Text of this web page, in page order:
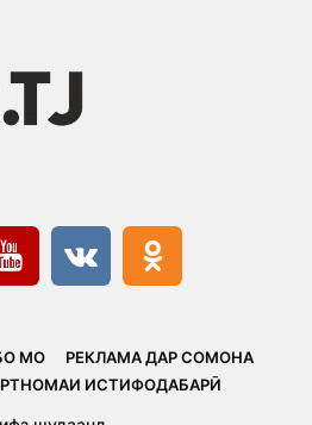
МО
РЕКЛАМА ДАР СОМОНА
ИСТИФОДАБАРӢ